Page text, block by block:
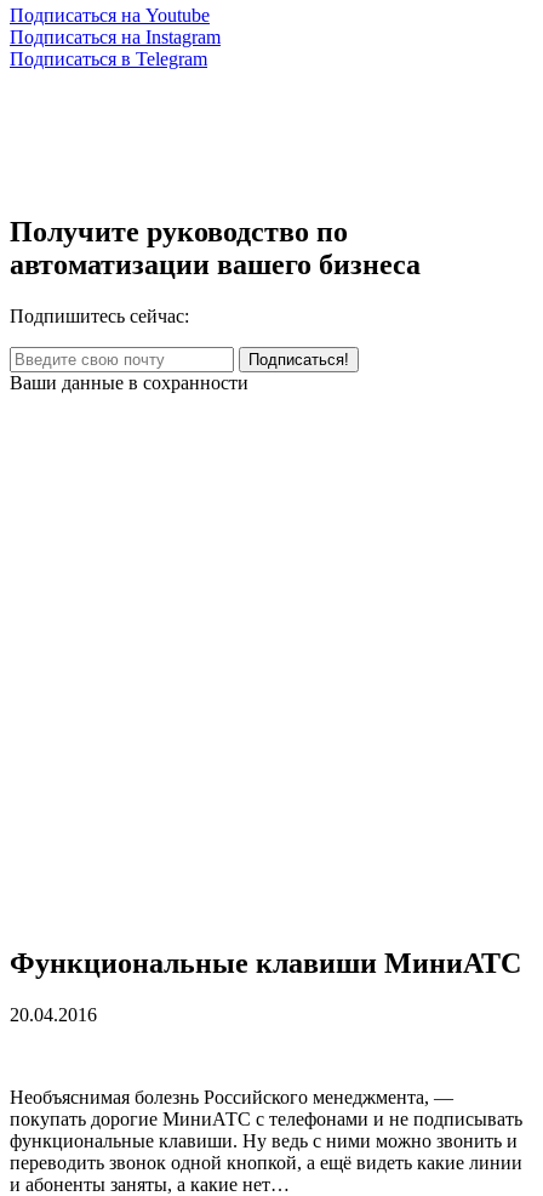
Подписаться на Youtube
Подписаться на Instagram
Подписаться в Telegram
Получите руководство по
автоматизации вашего бизнеса
Подпишитесь сейчас:
Ваши данные в сохранности
Функциональные клавиши МиниАТС
20.04.2016
Необъяснимая болезнь Российского менеджмента, —
покупать дорогие МиниАТС с телефонами и не подписывать
функциональные клавиши. Ну ведь с ними можно звонить и
переводить звонок одной кнопкой, а ещё видеть какие линии
и абоненты заняты, а какие нет…